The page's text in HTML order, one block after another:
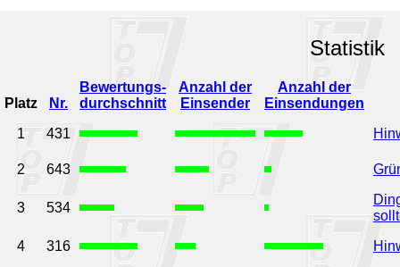
Statistik
Platz Nr.
Bewertungs-
durchschnitt
Anzahl der
Einsender
Anzahl der
Einsendungen
1
431
2 643
3 534
4
316